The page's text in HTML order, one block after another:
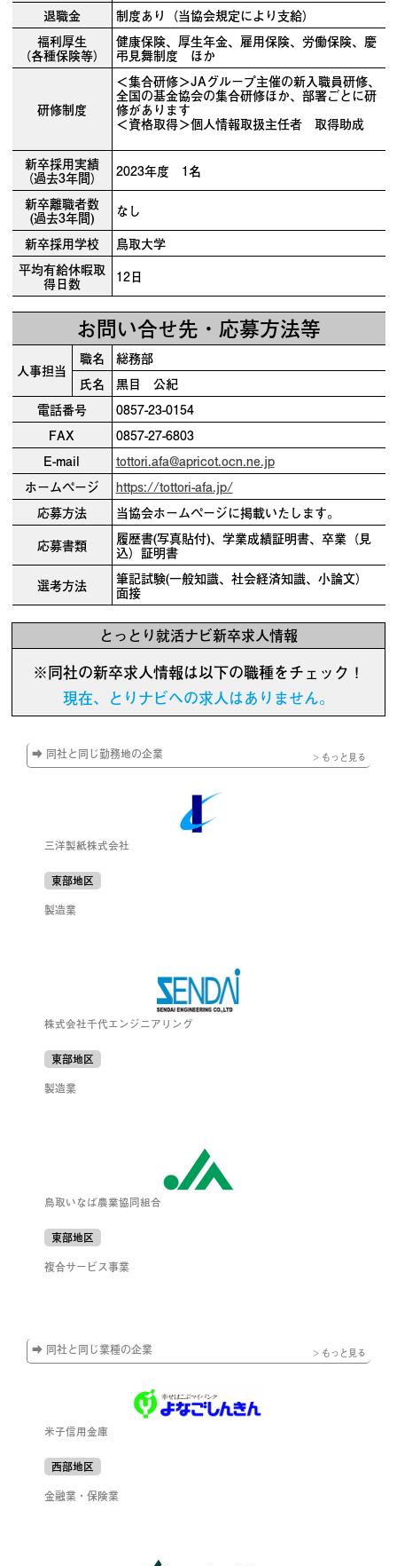
退職金
制度あり（当協会規定により支給）
福利厚生
（各種保険等）
健康保険、厚生年金、雇用保険、労働保険、慶
弔見舞制度 ほか
研修制度
＜集合研修＞JAグループ主催の新入職員研修、
全国の基金協会の集合研修ほか、部署ごとに研
修があります
＜資格取得＞個人情報取扱主任者 取得助成
新卒採用実績
（過去3年間）
2023年度 1名
新卒離職者数
(過去3年間)
なし
新卒採用学校
鳥取大学
平均有給休暇取
得日数 12日
お問い合せ先・応募方法等
人事担当
職名
総務部
氏名
黒目 公紀
電話番号
0857-23-0154
FAX
0857-27-6803
E-mail
tottori.afa@apricot.ocn.ne.jp
ホームページ
https://tottori-afa.jp/
応募方法
当協会ホームページに掲載いたします。
応募書類
履歴書(写真貼付)、学業成績証明書、卒業（見
込）証明書
選考方法
筆記試験(一般知識、社会経済知識、小論文）
面接
とっとり就活ナビ新卒求人情報
※同社の新卒求人情報は以下の職種をチェック！
現在、とりナビへの求人はありません。
➡ 同社と同じ勤務地の企業 > もっと見る
三洋製紙株式会社
東部地区
製造業
株式会社千代エンジニアリング
東部地区
製造業
鳥取いなば農業協同組合
東部地区
複合サービス事業
➡ 同社と同じ業種の企業 > もっと見る
米子信用金庫
西部地区
金融業・保険業